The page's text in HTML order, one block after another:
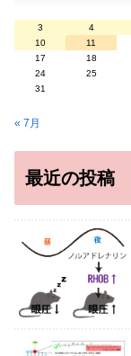
3
4
10
11
17
18
24
25
31
« 7月
最近の投稿